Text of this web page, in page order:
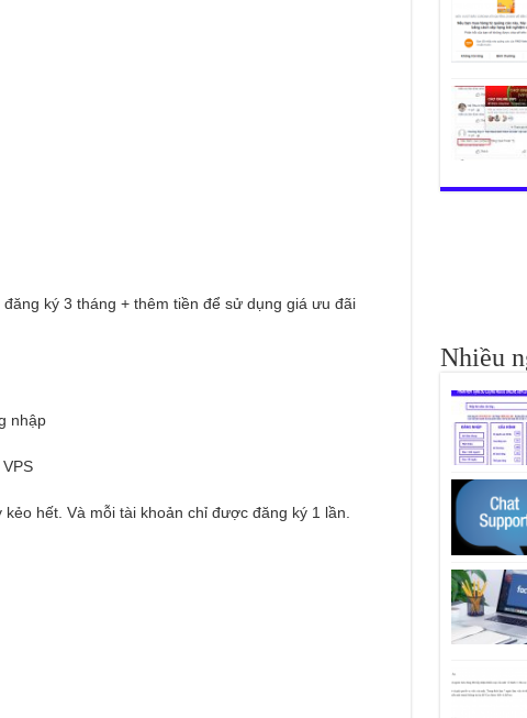
ký 3 tháng + thêm tiền để sử dụng giá ưu đãi
nhập
hết. Và mỗi tài khoản chỉ được đăng ký 1 lần.
Nhiều